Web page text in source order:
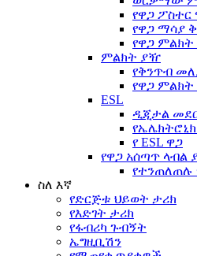
የዋጋ
የዋጋ ማሳያ
የዋጋ
ምልክት ያዥ
የቅንጥብ
የዋጋ
ESL
ዲጂታል
የ ESL ዋጋ
የዋጋ አሰጣጥ ላብል
የተንጠለጠሉ
ስለ እኛ
የድርጅቱ ህይወት ታሪክ
የእድገት ታሪክ
የፋብሪካ ጉብኝት
ኤግዚቢሽን